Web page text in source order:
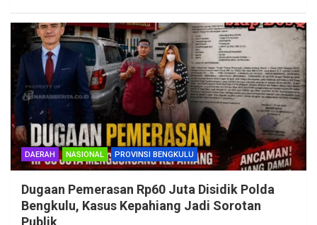
DAERAH NASIONAL PROVINSI BENGKULU
Dugaan Pemerasan Rp60 Juta Disidik Polda
Bengkulu, Kasus Kepahiang Jadi Sorotan
Publik